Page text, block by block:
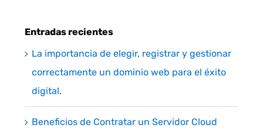
Entradas recientes
La importancia de elegir, registrar y gestionar
correctamente un dominio web para el éxito
digital.
Beneficios de Contratar un Servidor Cloud